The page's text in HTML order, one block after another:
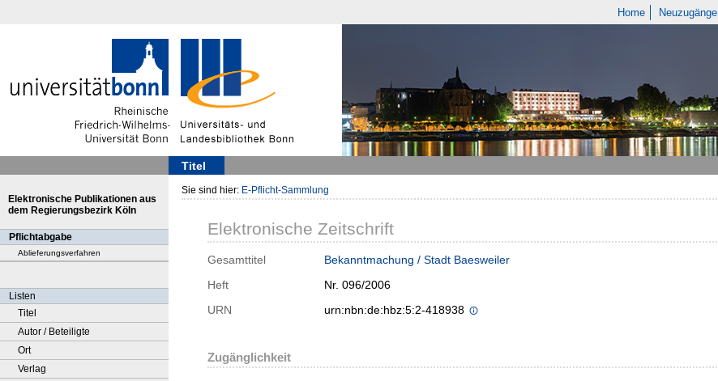
Home Neuzugänge
Titel
Elektronische Publikationen aus
dem Regierungsbezirk Köln
Pflichtabgabe
Ablieferungsverfahren
Listen
Titel
Autor / Beteiligte
Ort
Verlag
Sie sind hier: E-Pflicht-Sammlung
Elektronische Zeitschrift
Gesamttitel
Bekanntmachung / Stadt Baesweiler
Heft
Nr. 096/2006
URN
urn:nbn:de:hbz:5:2-418938
Zugänglichkeit